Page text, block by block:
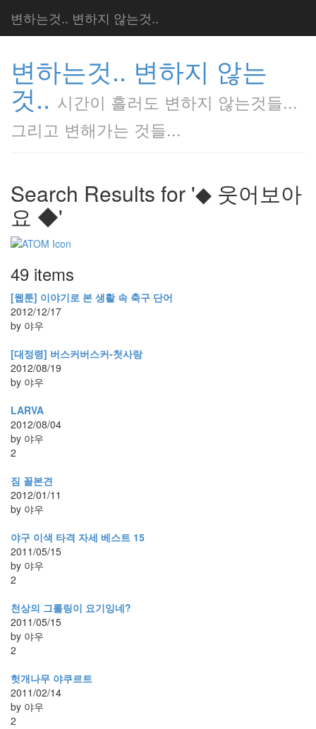
변하는것.. 변하지 않는것..
변하는것.. 변하지 않는
것.. 시간이 흘러도 변하지 않는것들...
그리고 변해가는 것들...
Search Results for '◆ 웃어보아
요 ◆'
49 items
[웹툰] 이야기로 본 생활 속 축구 단어
2012/12/17
by 야우
[대정령] 버스커버스커-첫사랑
2012/08/19
by 야우
LARVA
2012/08/04
by 야우
2
짐 꼴본견
2012/01/11
by 야우
야구 이색 타격 자세 베스트 15
2011/05/15
by 야우
2
천상의 그롤링이 요기잉네?
2011/05/15
by 야우
2
헛개나무 야쿠르트
2011/02/14
by 야우
2